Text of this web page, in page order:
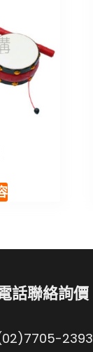
話聯絡詢價
2393